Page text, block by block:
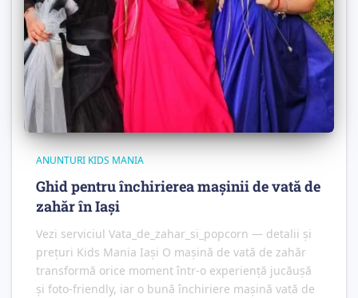
ANUNTURI KIDS MANIA
Ghid pentru închirierea mașinii de vată de
zahăr în Iași
Vezi serviciul Vata_de_zahar_si_popcorn — detalii și
prețuri Kids Mania Iași O mașină de vată de zahăr
transformă orice moment într-o experiență jucăușă
și foto‑friendly, iar o bună închiriere mașină vată de